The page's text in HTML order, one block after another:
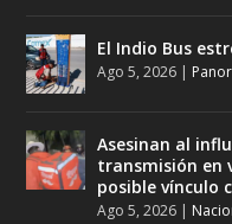
El Indio Bus
Ago 5, 2026 |
Asesinan al
transmisión en
posible vínculo
Ago 5, 2026 |